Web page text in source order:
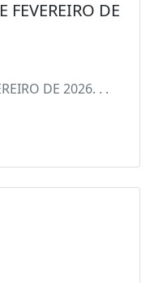
FEVEREIRO DE
DE 2026. . .